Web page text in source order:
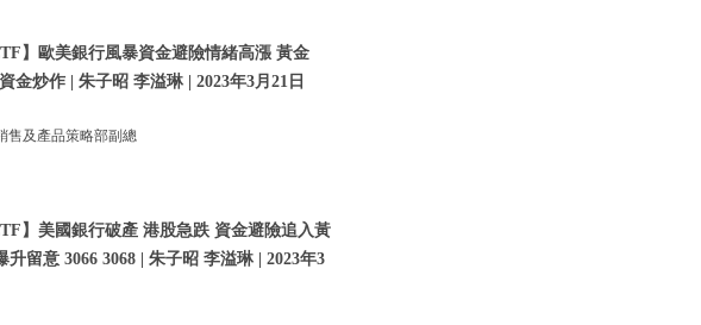
】歐美銀行風暴資金避險情緒高漲 黃金
金炒作 | 朱子昭 李溢琳 | 2023年3月21日
售及產品策略部副總
】美國銀行破產 港股急跌 資金避險追入黃
升留意 3066 3068 | 朱子昭 李溢琳 | 2023年3